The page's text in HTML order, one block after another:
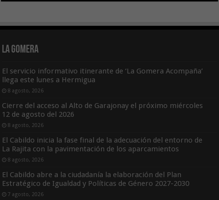
La Gomera
El servicio informativo itinerante de ‘La Gomera Acompaña’
llega este lunes a Hermigua
8 agosto, 2026
Cierre del acceso al Alto de Garajonay el próximo miércoles
12 de agosto del 2026
8 agosto, 2026
El Cabildo inicia la fase final de la adecuación del entorno de
La Rajita con la pavimentación de los aparcamientos
8 agosto, 2026
El Cabildo abre a la ciudadanía la elaboración del Plan
Estratégico de Igualdad y Políticas de Género 2027-2030
7 agosto, 2026